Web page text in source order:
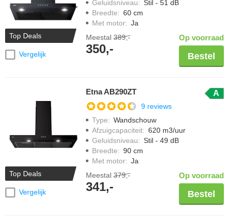
Top Deals
Vergelijk
Geluidsniveau: Stil - 51 dB
Breedte: 60 cm
Met motor: Ja
Meestal 389,-
350,-
Op voorraad
Bestel
Top Deals
Vergelijk
Etna AB290ZT A
9 reviews
Type: Wandschouw
Afzuigcapaciteit: 620 m3/uur
Geluidsniveau: Stil - 49 dB
Breedte: 90 cm
Met motor: Ja
Meestal 379,-
341,-
Op voorraad
Bestel